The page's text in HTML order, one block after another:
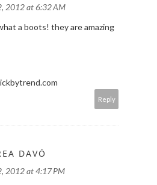
2012 at 6:32 AM
a boots! they are amazing
Reply
DAVÓ
2012 at 4:17 PM